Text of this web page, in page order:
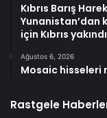
Kıbrıs Barış
Yunanistan’dan
için Kıbrıs
Ağustos 6, 2026
Mosaic hisseleri
Rastgele